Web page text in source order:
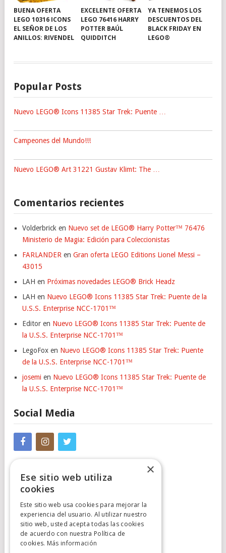
BUENA OFERTA
LEGO 10316 ICONS
EL SEÑOR DE LOS
ANILLOS: RIVENDEL
EXCELENTE OFERTA
LEGO 76416 HARRY
POTTER BAÚL
QUIDDITCH
YA TENEMOS LOS
DESCUENTOS DEL
BLACK FRIDAY EN
LEGO®
Popular Posts
Nuevo LEGO® Icons 11385 Star Trek: Puente …
Campeones del Mundo!!!
Nuevo LEGO® Art 31221 Gustav Klimt: The …
Comentarios recientes
Volderbrick en Nuevo set de LEGO® Harry Potter™ 76476
Ministerio de Magia: Edición para Coleccionistas
FARLANDER en Gran oferta LEGO Editions Lionel Messi –
43015
LAH en Próximas novedades LEGO® Brick Headz
LAH en Nuevo LEGO® Icons 11385 Star Trek: Puente de la
U.S.S. Enterprise NCC-1701™
Editor en Nuevo LEGO® Icons 11385 Star Trek: Puente de
la U.S.S. Enterprise NCC-1701™
LegoFox en Nuevo LEGO® Icons 11385 Star Trek: Puente
de la U.S.S. Enterprise NCC-1701™
josemi en Nuevo LEGO® Icons 11385 Star Trek: Puente de
la U.S.S. Enterprise NCC-1701™
Social Media
Cumplimiento Normativo
Aviso Legal
×
Ese sitio web utiliza
cookies
Este sitio web usa cookies para mejorar la
experiencia del usuario. Al utilizar nuestro
sitio web, usted acepta todas las cookies
de acuerdo con nuestra Política de
cookies. Más información